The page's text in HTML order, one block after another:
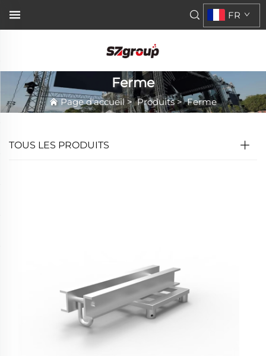
FR
Ferme
Page d'accueil>Produits>Ferme
TOUS LES PRODUITS